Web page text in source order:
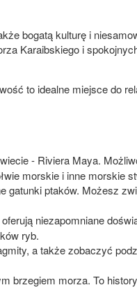
bogatą kulturę i
Karaibskiego i
to idealne miejsce do
- Riviera Maya.
morskie i inne morskie
gatunki ptaków. Możesz
niezapomniane
ryb.
a także zobaczyć
brzegiem morza. To